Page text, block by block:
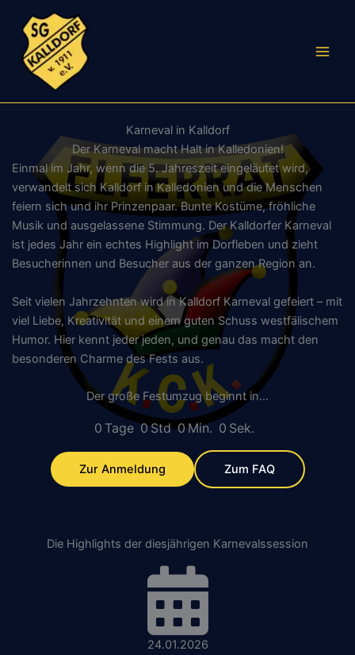
Inhalt
springen
Karneval in Kalldorf
Der Karneval macht Halt in Kalledonien!
Einmal im Jahr, wenn die 5. Jahreszeit eingeläutet wird,
verwandelt sich Kalldorf in Kalledonien und die Menschen
feiern sich und ihr Prinzenpaar. Bunte Kostüme, fröhliche
Musik und ausgelassene Stimmung. Der Kalldorfer Karneval
ist jedes Jahr ein echtes Highlight im Dorfleben und zieht
Besucherinnen und Besucher aus der ganzen Region an.
Seit vielen Jahrzehnten wird in Kalldorf Karneval gefeiert – mit
viel Liebe, Kreativität und einem guten Schuss westfälischem
Humor. Hier kennt jeder jeden, und genau das macht den
besonderen Charme des Fests aus.
Der große Festumzug beginnt in…
0 Tage 0Std 0Min. 0 Sek.
Zur Anmeldung Zum FAQ
Die Highlights der diesjährigen Karnevalssession
24.01.2026